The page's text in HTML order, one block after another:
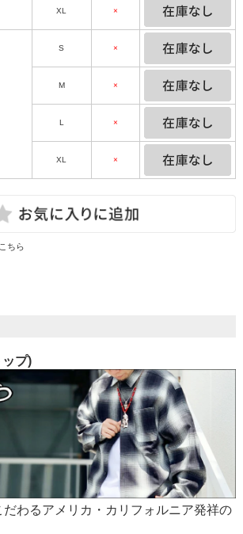
XL ×
S ×
M ×
L ×
XL ×
ちら
プ)
わるアメリカ・カリフォルニア発祥の